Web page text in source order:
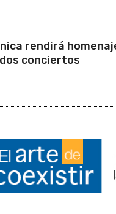
rendirá
conciertos